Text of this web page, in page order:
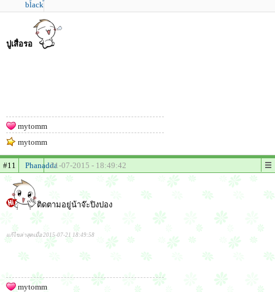
black
ปูเสื่อรอ
mytomm
mytomm
#11 Phanadda21-07-2015 - 18:49:42
ติดตามอยู่น้าจ๊ะปิงปอง
แก้ไขล่าสุดเมื่อ 2015-07-21 18:49:58
mytomm